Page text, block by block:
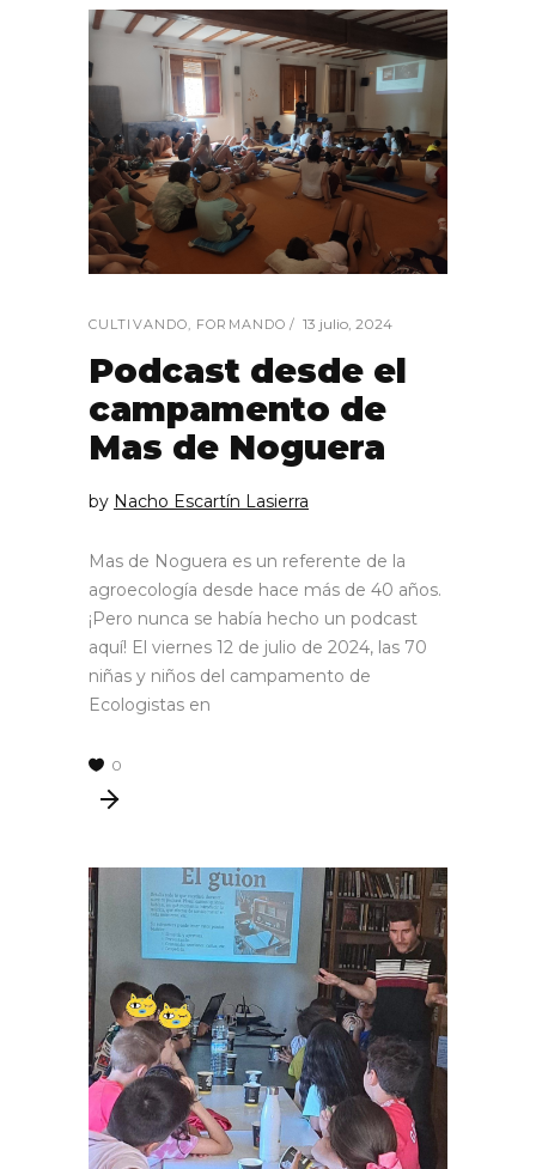
CULTIVANDO, FORMANDO 13 julio, 2024
Podcast desde el
campamento de
Mas de Noguera
by Nacho Escartín Lasierra
Mas de Noguera es un referente de la
agroecología desde hace más de 40 años.
¡Pero nunca se había hecho un podcast
aquí! El viernes 12 de julio de 2024, las 70
niñas y niños del campamento de
Ecologistas en
0